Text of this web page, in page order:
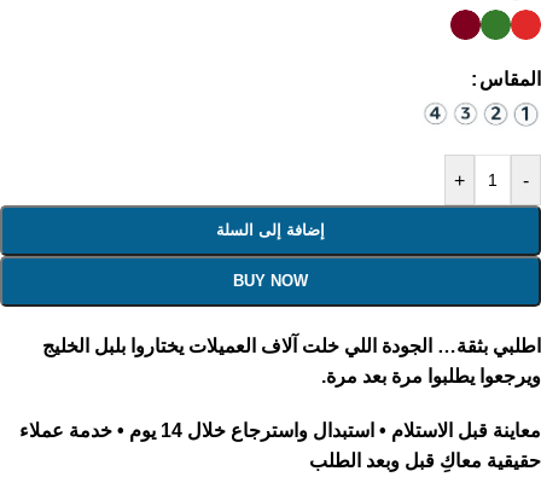
المقاس
-
+
إضافة إلى السلة
BUY NOW
اطلبي بثقة… الجودة اللي خلت آلاف العميلات يختاروا بلبل الخليج
ويرجعوا يطلبوا مرة بعد مرة.
معاينة قبل الاستلام • استبدال واسترجاع خلال 14 يوم • خدمة عملاء
حقيقية معاكِ قبل وبعد الطلب